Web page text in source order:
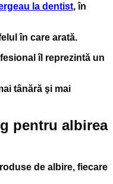
la dentist, în
în care arată.
îl reprezintă un
tânără şi mai
pentru albirea
de albire, fiecare